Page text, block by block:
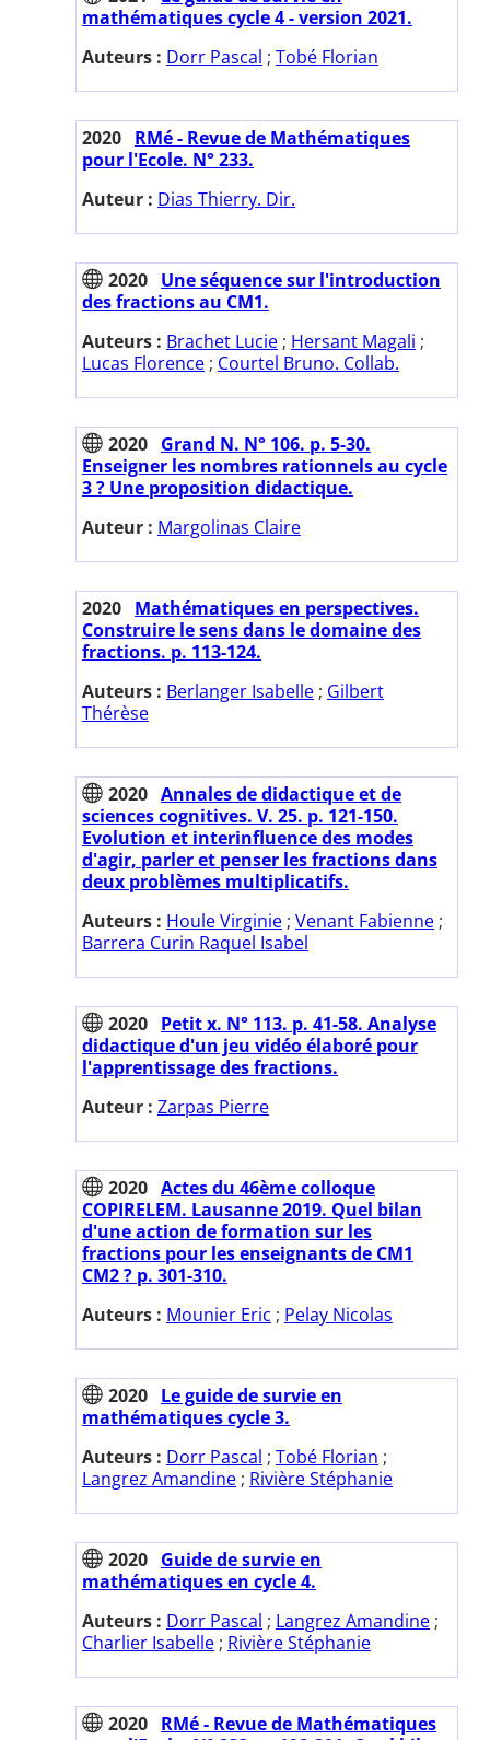
mathématiques cycle 4 - version 2021.
Auteurs : Dorr Pascal ; Tobé Florian
2020 RMé - Revue de Mathématiques
pour l'Ecole. N° 233.
Auteur : Dias Thierry. Dir.
2020 Une séquence sur l'introduction
des fractions au CM1.
Auteurs : Brachet Lucie ; Hersant Magali ;
Lucas Florence ; Courtel Bruno. Collab.
2020 Grand N. N° 106. p. 5-30.
Enseigner les nombres rationnels au cycle
3 ? Une proposition didactique.
Auteur : Margolinas Claire
2020 Mathématiques en perspectives.
Construire le sens dans le domaine des
fractions. p. 113-124.
Auteurs : Berlanger Isabelle ; Gilbert
Thérèse
2020 Annales de didactique et de
sciences cognitives. V. 25. p. 121-150.
Evolution et interinfluence des modes
d'agir, parler et penser les fractions dans
deux problèmes multiplicatifs.
Auteurs : Houle Virginie ; Venant Fabienne ;
Barrera Curin Raquel Isabel
2020 Petit x. N° 113. p. 41-58. Analyse
didactique d'un jeu vidéo élaboré pour
l'apprentissage des fractions.
Auteur : Zarpas Pierre
2020 Actes du 46ème colloque
COPIRELEM. Lausanne 2019. Quel bilan
d'une action de formation sur les
fractions pour les enseignants de CM1
CM2 ? p. 301-310.
Auteurs : Mounier Eric ; Pelay Nicolas
2020 Le guide de survie en
mathématiques cycle 3.
Auteurs : Dorr Pascal ; Tobé Florian ;
Langrez Amandine ; Rivière Stéphanie
2020 Guide de survie en
mathématiques en cycle 4.
Auteurs : Dorr Pascal ; Langrez Amandine ;
Charlier Isabelle ; Rivière Stéphanie
2020 RMé - Revue de Mathématiques